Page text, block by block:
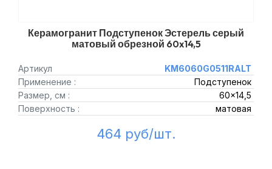
Керамогранит Подступенок Эстерель серый
матовый обрезной 60x14,5
Артикул
KM6060G0511RALT
Применение :
Подступенок
Размер, см :
60x14,5
Поверхность :
матовая
464 руб/шт.